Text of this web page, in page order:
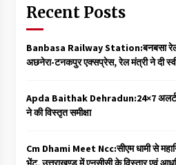
Recent Posts
Banbasa Railway Station:बनबसा
अछनेरा-टनकपुर एक्सप्रेस, रेल मंत्री ने दी
Apda Baithak Dehradun:24×7 अलर्ट
ने की विस्तृत समीक्षा
Cm Dhami Meet Ncc:सीएम धामी से